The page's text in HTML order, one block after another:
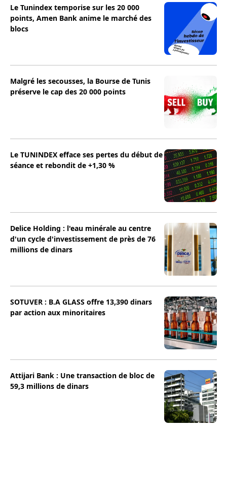
Le Tunindex temporise sur les 20 000
points, Amen Bank anime le marché des
blocs
Malgré les secousses, la Bourse de Tunis
préserve le cap des 20 000 points
Le TUNINDEX efface ses pertes du début de
séance et rebondit de +1,30 %
Delice Holding : l'eau minérale au centre
d'un cycle d'investissement de près de 76
millions de dinars
SOTUVER : B.A GLASS offre 13,390 dinars
par action aux minoritaires
Attijari Bank : Une transaction de bloc de
59,3 millions de dinars